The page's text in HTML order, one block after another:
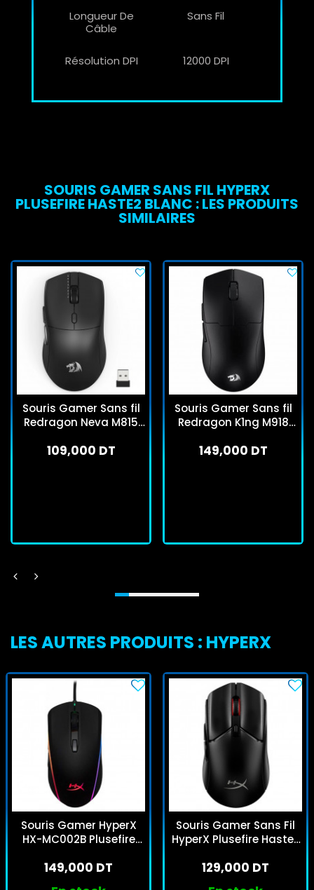
Longueur De
Câble
Sans Fil
Résolution DPI 12000 DPI
SOURIS GAMER SANS FIL HYPERX
PLUSEFIRE HASTE2 BLANC : LES PRODUITS
SIMILAIRES
Souris Gamer Sans fil
Redragon Neva M815
109,000 DT
Souris Gamer Sans fil
Redragon K1ng M918
149,000 DT
LES AUTRES PRODUITS : HYPERX
Souris Gamer HyperX
HX-MC002B Plusefire
149,000 DT
Souris Gamer Sans Fil
HyperX Plusefire Haste2
129,000 DT